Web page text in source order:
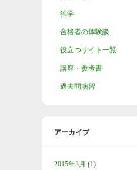
独学
合格者の体験談
役立つサイト一覧
講座・参考書
過去問演習
アーカイブ
2015年3月 (1)